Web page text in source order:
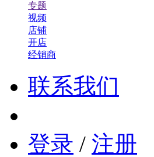
专题
视频
店铺
开店
经销商
联系我们
登录 / 注册